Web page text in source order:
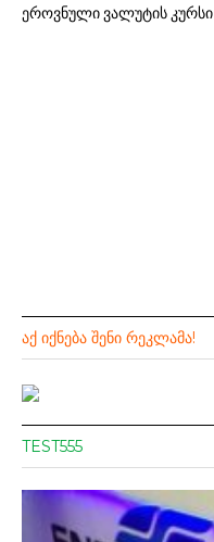
ეროვნული ვალუტის კურსი
ᲐᲥ ᲘᲥᲜᲔᲑᲐ ᲨᲔᲜᲘ ᲠᲔᲙᲚᲐᲛᲐ!
TEST555